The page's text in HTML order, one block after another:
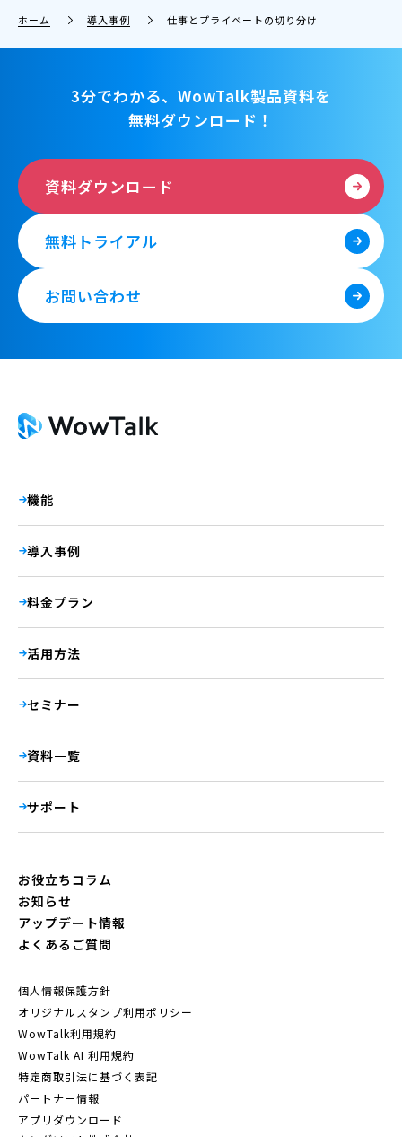
ホーム 導入事例 仕事とプライベートの切り分け
3分でわかる、WowTalk製品資料を
無料ダウンロード！
資料ダウンロード
無料トライアル
お問い合わせ
機能
導入事例
料金プラン
活用方法
セミナー
資料一覧
サポート
お役立ちコラム
お知らせ
アップデート情報
よくあるご質問
個人情報保護方針
オリジナルスタンプ利用ポリシー
WowTalk利用規約
WowTalk AI 利用規約
特定商取引法に基づく表記
パートナー情報
アプリダウンロード